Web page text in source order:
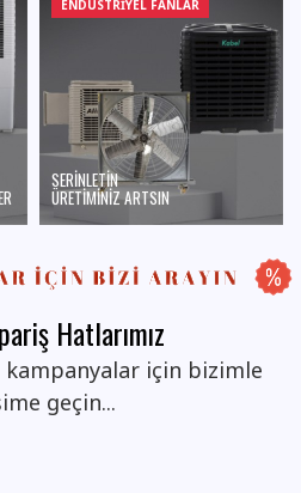
ENDÜSTRİYEL FANLAR
SERİNLETİN
ÜRETİMİNİZ ARTSIN
Hatlarımız
için bizimle
geçin...